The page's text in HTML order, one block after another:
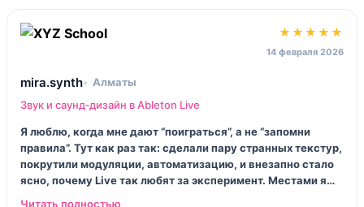
★★★★★
14 февраля 2026
mira.synth
Алматы
Звук и саунд‑дизайн в Ableton Live
Я люблю, когда мне дают “поиграться”, а не “запомни
правила”. Тут как раз так: сделали пару странных текстур,
покрутили модуляции, автоматизацию, и внезапно стало
ясно, почему Live так любят за эксперимент. Местами я